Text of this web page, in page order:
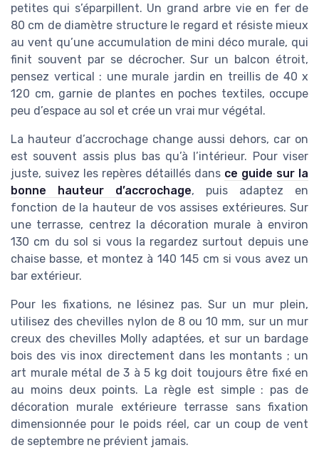
petites qui s’éparpillent. Un grand arbre vie en fer de
80 cm de diamètre structure le regard et résiste mieux
au vent qu’une accumulation de mini déco murale, qui
finit souvent par se décrocher. Sur un balcon étroit,
pensez vertical : une murale jardin en treillis de 40 x
120 cm, garnie de plantes en poches textiles, occupe
peu d’espace au sol et crée un vrai mur végétal.
La hauteur d’accrochage change aussi dehors, car on
est souvent assis plus bas qu’à l’intérieur. Pour viser
juste, suivez les repères détaillés dans ce guide sur la
bonne hauteur d’accrochage, puis adaptez en
fonction de la hauteur de vos assises extérieures. Sur
une terrasse, centrez la décoration murale à environ
130 cm du sol si vous la regardez surtout depuis une
chaise basse, et montez à 140 145 cm si vous avez un
bar extérieur.
Pour les fixations, ne lésinez pas. Sur un mur plein,
utilisez des chevilles nylon de 8 ou 10 mm, sur un mur
creux des chevilles Molly adaptées, et sur un bardage
bois des vis inox directement dans les montants ; un
art murale métal de 3 à 5 kg doit toujours être fixé en
au moins deux points. La règle est simple : pas de
décoration murale extérieure terrasse sans fixation
dimensionnée pour le poids réel, car un coup de vent
de septembre ne prévient jamais.